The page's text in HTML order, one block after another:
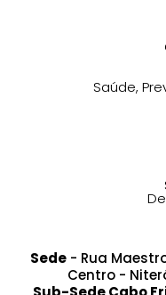
Saúde,
Sede- Rua
Centro -